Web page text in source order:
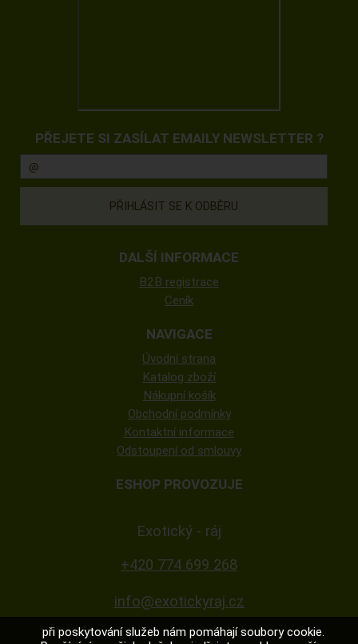
PŘEJETE SI ZASÍLAT EMAILY NEWSLETTER ?
DALŠÍ INFORMACE
B2B registrace
Ceník
NAVIGACE
Úvodní strana
Katalog zboží
Nákupní košík
Obchodní podmínky
Kontaktní informace
Odstoupení od smlouvy
ESHOP PROVOZUJE
Exotický - ráj
+420 774 699 268
info@exotickyraj.cz
při poskytování služeb nám pomáhají soubory cookie.